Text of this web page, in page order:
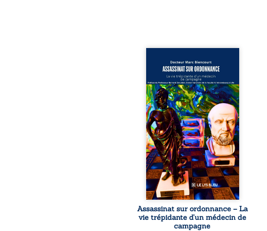
Assassinat sur ordonnance –
La vie trépidante d’un médecin
de campagne est la réédition
enrichie et actualisée du
témoignage du Docteur Marc
Biencourt, ancien médecin de
famille, qui revient sur son
parcours médical, syndical et
ordinal. Depuis septembre
2013, il raconte le long combat
qui l’a conduit à être écarté du
corps médical, malgré une
décision de première instance
Assassinat sur ordonnance – La
vie trépidante d’un médecin de
campagne